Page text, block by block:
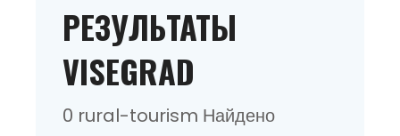
РЕЗУЛЬТАТЫ
VISEGRAD
0 rural-tourism Найдено